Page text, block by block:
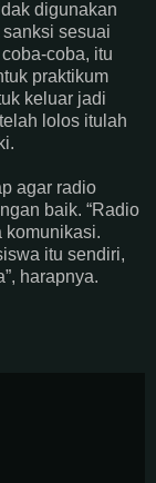
digunakan
sesuai
coba, itu
praktikum
keluar jadi
lolos itulah
agar radio
baik. “Radio
komunikasi.
itu sendiri,
harapnya.